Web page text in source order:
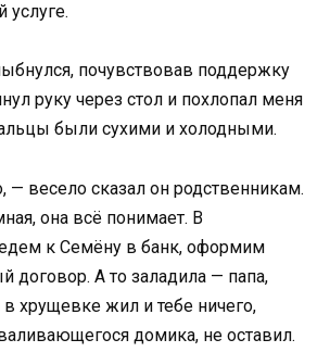
услуге.
почувствовав поддержку
руку через стол и похлопал меня
были сухими и холодными.
— весело сказал он родственникам.
она всё понимает. В
к Семёну в банк, оформим
договор. А то заладила — папа,
хрущевке жил и тебе ничего,
домика, не оставил.